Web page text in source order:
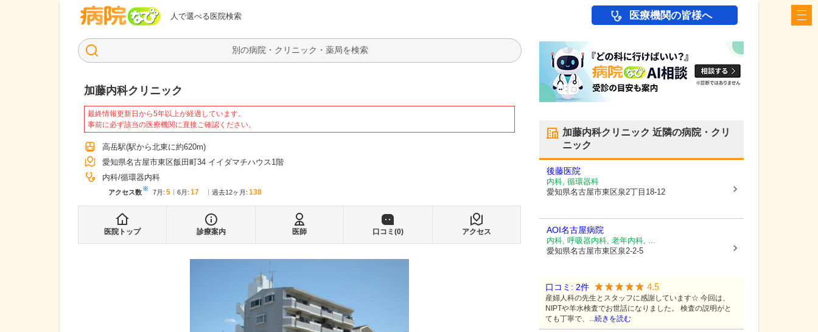
人で選べる医院検索
病院なび 医療機関の皆様へ
検索
加藤内科クリニック
最終情報更新日から5年以上が経過しています。
事前に必ず該当の医療機関に直接ご確認ください。
高岳駅(駅から北東に約620m)
愛知県名古屋市東区飯田町34 イイダマチハウス1階
内科 循環器内科
アクセス数※ 7月 : 5 6月 : 17 過去12ヶ月: 138
医院トップ 診療案内 医師 口コミ(0) アクセス
加藤内科クリニック 近隣の病院・クリ
ニック
後藤医院
内科, 循環器科
愛知県名古屋市東区泉2丁目18-12
AOI名古屋病院
内科, 呼吸器内科, 老年内科, ...
愛知県名古屋市東区泉2-2-5
口コミ: 2件 4.5
産婦人科の先生とスタッフに感謝しています☆ 今回は、
NIPTや羊水検査でお世話になりました。 検査の説明がと
ても丁寧で、...続きを読む